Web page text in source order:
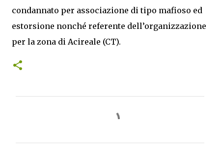
condannato per associazione di tipo mafioso ed
estorsione nonché referente dell’organizzazione
per la zona di Acireale (CT).